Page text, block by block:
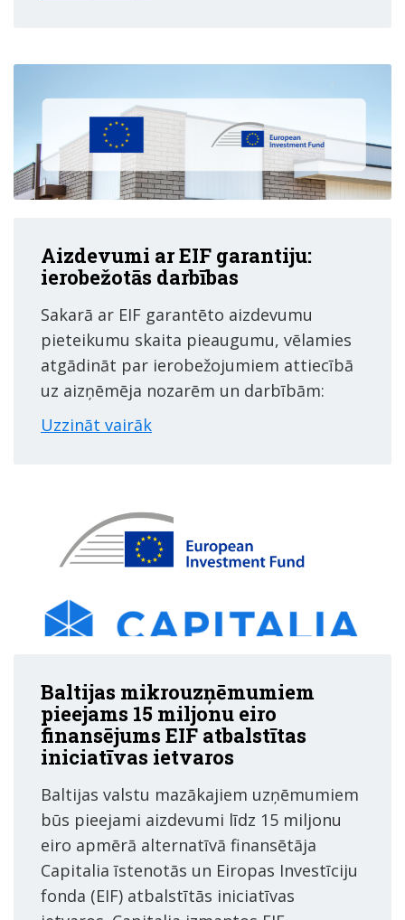
Aizdevumi ar EIF garantiju:
ierobežotās darbības
Sakarā ar EIF garantēto aizdevumu
pieteikumu skaita pieaugumu, vēlamies
atgādināt par ierobežojumiem attiecībā
uz aizņēmēja nozarēm un darbībām:
Uzzināt vairāk
Baltijas mikrouzņēmumiem
pieejams 15 miljonu eiro
finansējums EIF atbalstītas
iniciatīvas ietvaros
Baltijas valstu mazākajiem uzņēmumiem
būs pieejami aizdevumi līdz 15 miljonu
eiro apmērā alternatīvā finansētāja
Capitalia īstenotās un Eiropas Investīciju
fonda (EIF) atbalstītās iniciatīvas